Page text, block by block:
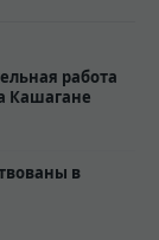
работа
Кашагане
в